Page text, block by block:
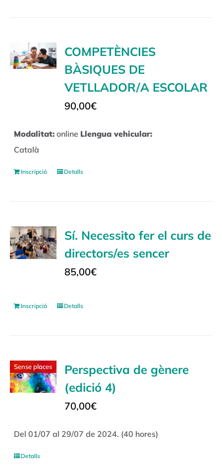
COMPETÈNCIES
BÀSIQUES DE
VETLLADOR/A ESCOLAR
90,00€
Modalitat: online Llengua vehicular:
Català
Inscripció Detalls
Sí. Necessito fer el curs de
directors/es sencer
85,00€
Inscripció Detalls
Sense places
Perspectiva de gènere
(edició 4)
70,00€
Del 01/07 al 29/07 de 2024. (40 hores)
Detalls